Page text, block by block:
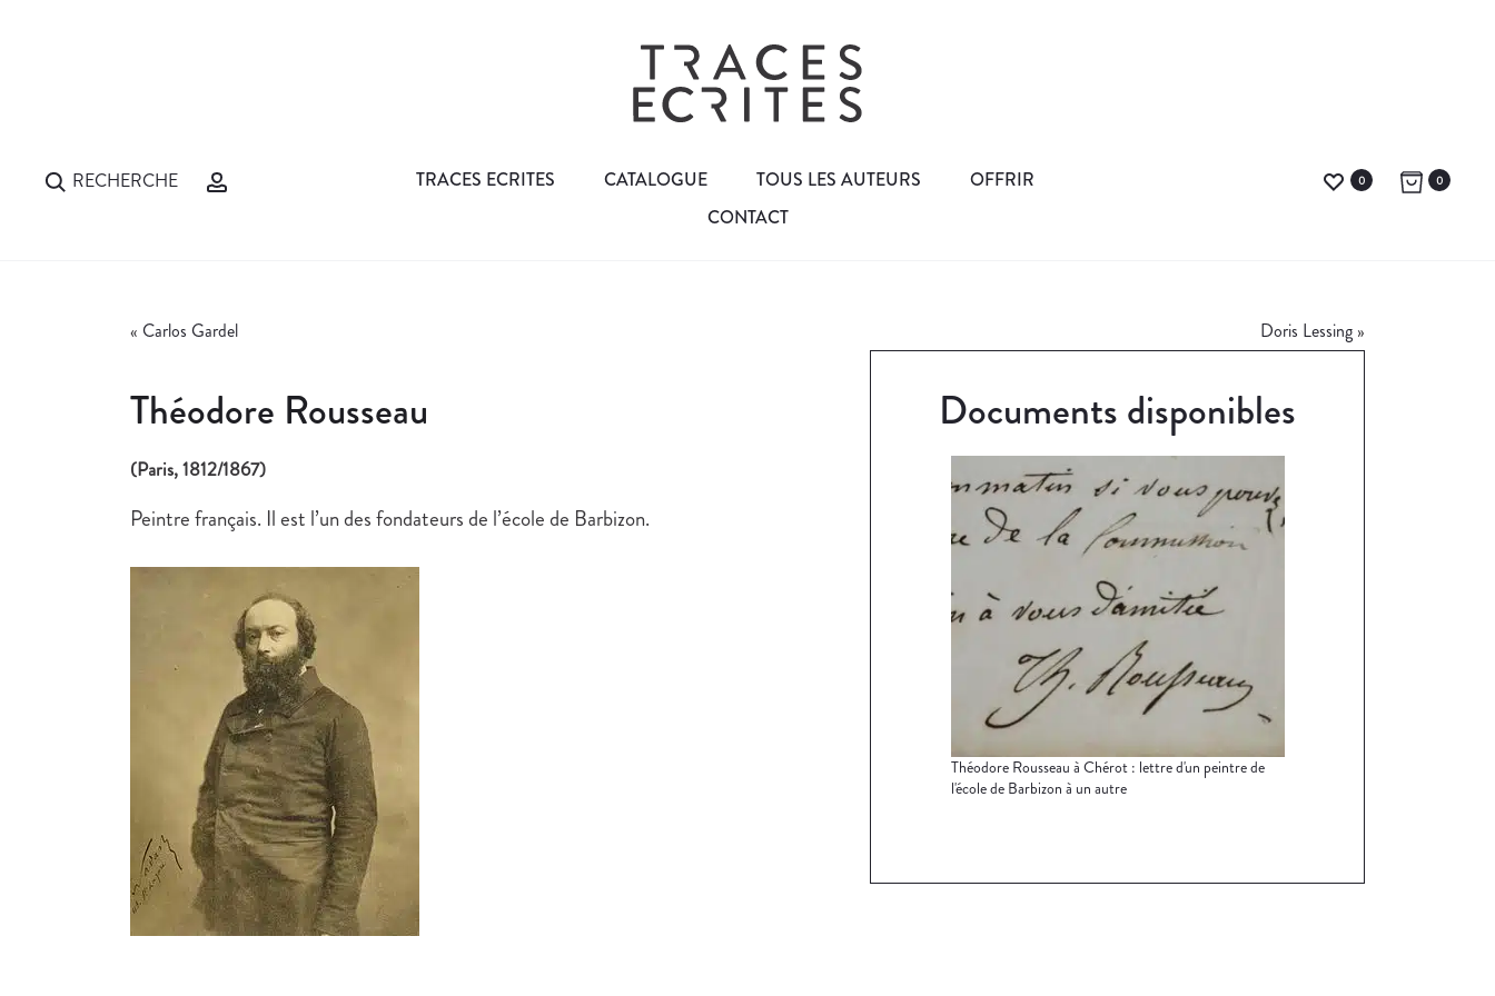
RECHERCHE TRACES ECRITES CATALOGUE TOUS LES AUTEURS
OFFRIR
CONTACT
0 0
« Carlos Gardel Doris Lessing »
Théodore Rousseau
(Paris, 1812/1867)
Peintre français. Il est l’un des fondateurs de l’école de Barbizon.
Documents disponibles
Théodore Rousseau à Chérot : lettre d'un peintre de
l'école de Barbizon à un autre